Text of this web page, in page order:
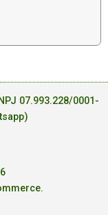
07.993.228/0001-
.